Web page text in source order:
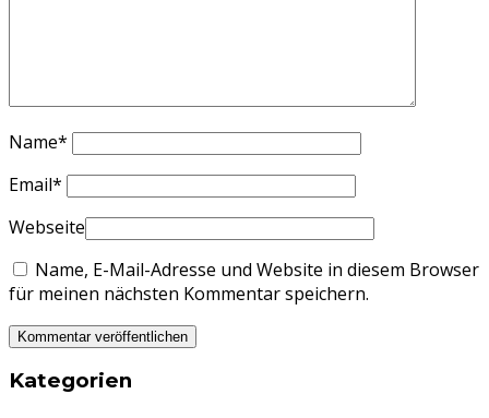
Name*
Email*
Webseite
Name, E-Mail-Adresse und Website in diesem Browser
für meinen nächsten Kommentar speichern.
Kategorien